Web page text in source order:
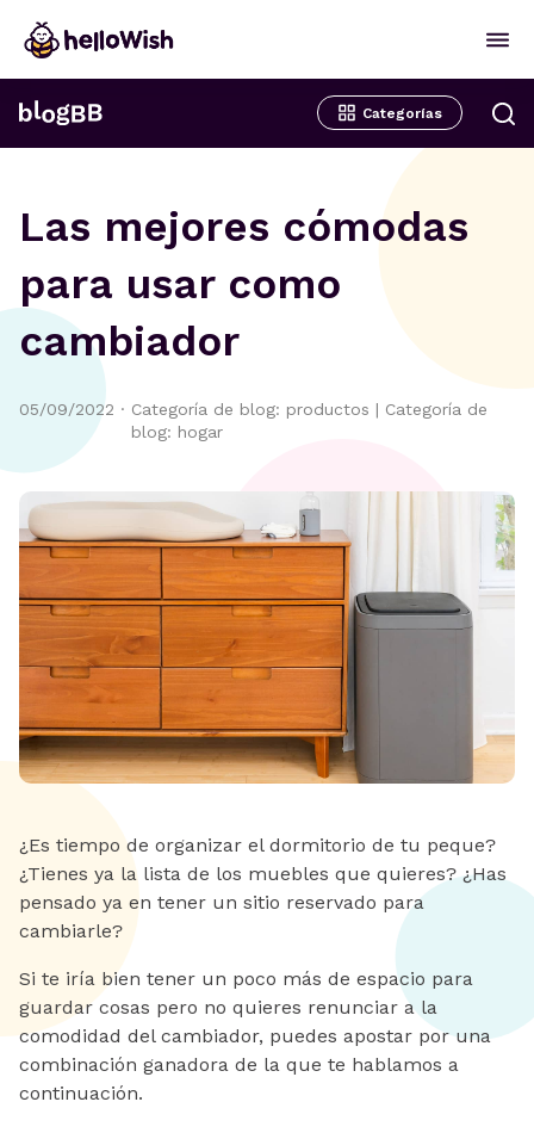
Categorías
Las mejores cómodas
para usar como
cambiador
05/09/2022 · Categoría de blog: productos | Categoría de
blog: hogar
¿Es tiempo de organizar el dormitorio de tu peque?
¿Tienes ya la lista de los muebles que quieres? ¿Has
pensado ya en tener un sitio reservado para
cambiarle?
Si te iría bien tener un poco más de espacio para
guardar cosas pero no quieres renunciar a la
comodidad del cambiador, puedes apostar por una
combinación ganadora de la que te hablamos a
continuación.